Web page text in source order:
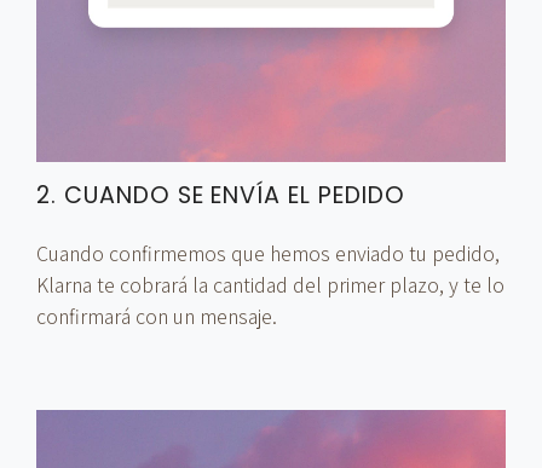
2. CUANDO SE ENVÍA EL PEDIDO
Cuando confirmemos que hemos enviado tu pedido,
Klarna te cobrará la cantidad del primer plazo, y te lo
confirmará con un mensaje.